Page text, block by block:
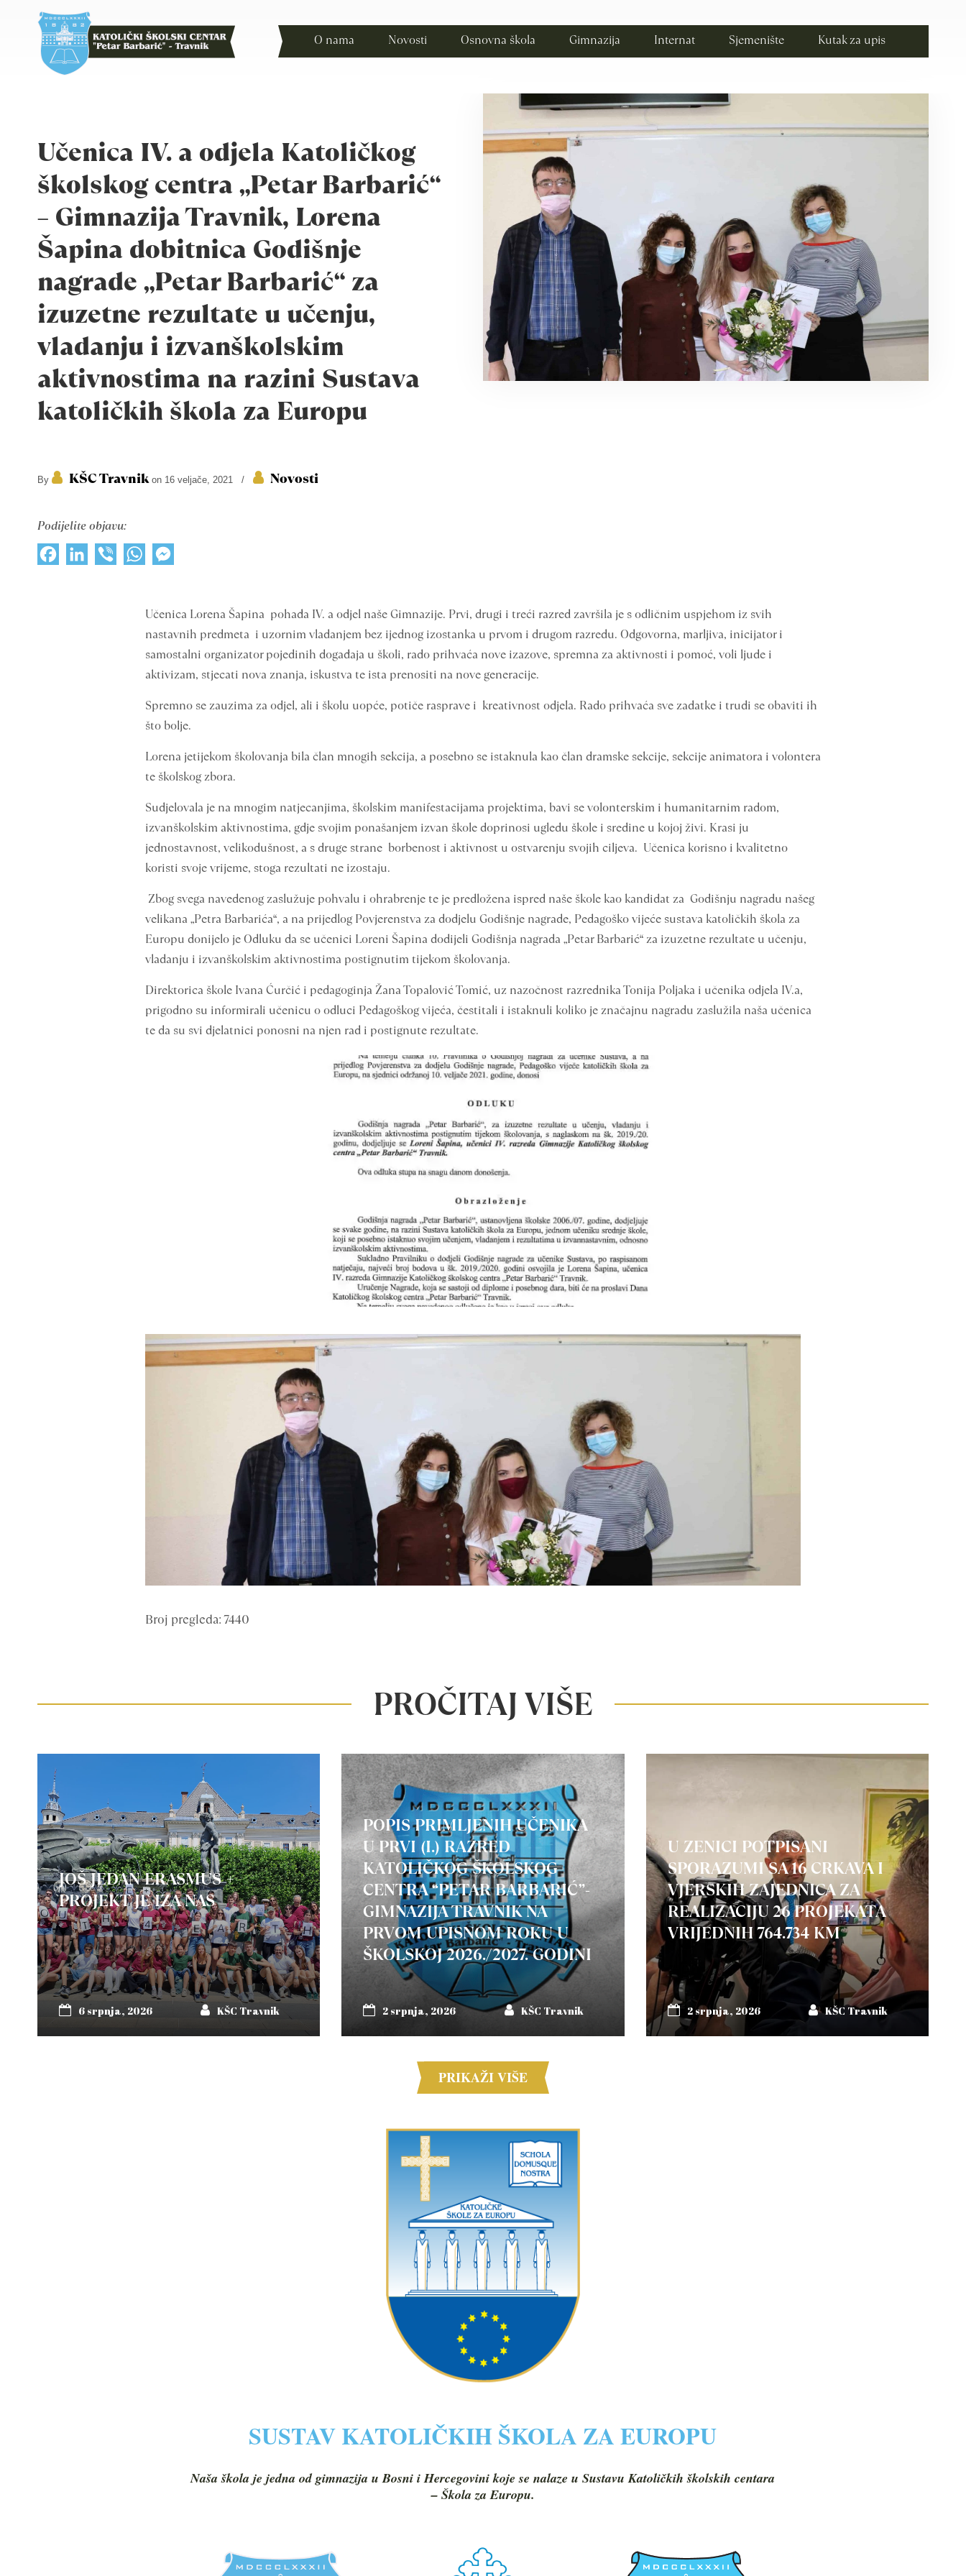
O nama Novosti Osnovna škola Gimnazija Internat Sjemenište Kutak za upis
Učenica IV. a odjela Katoličkog
školskog centra „Petar Barbarić“
– Gimnazija Travnik, Lorena
Šapina dobitnica Godišnje
nagrade „Petar Barbarić“ za
izuzetne rezultate u učenju,
vladanju i izvanškolskim
aktivnostima na razini Sustava
katoličkih škola za Europu
By KŠC Travnikon 16 veljače, 2021 / Novosti
Podijelite objavu:
FacebookLinkedInViber WhatsApp
Učenica Lorena Šapina pohađa IV. a odjel naše Gimnazije. Prvi, drugi i treći razred završila je s odličnim uspjehom iz svih
nastavnih predmeta i uzornim vladanjem bez ijednog izostanka u prvom i drugom razredu. Odgovorna, marljiva, inicijator i
samostalni organizator pojedinih događaja u školi, rado prihvaća nove izazove, spremna za aktivnosti i pomoć, voli ljude i
aktivizam, stjecati nova znanja, iskustva te ista prenositi na nove generacije.
Spremno se zauzima za odjel, ali i školu uopće, potiče rasprave i kreativnost odjela. Rado prihvaća sve zadatke i trudi se obaviti ih
što bolje.
Lorena jetijekom školovanja bila član mnogih sekcija, a posebno se istaknula kao član dramske sekcije, sekcije animatora i volontera
te školskog zbora.
Sudjelovala je na mnogim natjecanjima, školskim manifestacijama projektima, bavi se volonterskim i humanitarnim radom,
izvanškolskim aktivnostima, gdje svojim ponašanjem izvan škole doprinosi ugledu škole i sredine u kojoj živi. Krasi ju
jednostavnost, velikodušnost, a s druge strane borbenost i aktivnost u ostvarenju svojih ciljeva. Učenica korisno i kvalitetno
koristi svoje vrijeme, stoga rezultati ne izostaju.
Zbog svega navedenog zaslužuje pohvalu i ohrabrenje te je predložena ispred naše škole kao kandidat za Godišnju nagradu našeg
velikana „Petra Barbarića“, a na prijedlog Povjerenstva za dodjelu Godišnje nagrade, Pedagoško vijeće sustava katoličkih škola za
Europu donijelo je Odluku da se učenici Loreni Šapina dodijeli Godišnja nagrada „Petar Barbarić“ za izuzetne rezultate u učenju,
vladanju i izvanškolskim aktivnostima postignutim tijekom školovanja.
Direktorica škole Ivana Ćurčić i pedagoginja Žana Topalović Tomić, uz nazočnost razrednika Tonija Poljaka i učenika odjela IV.a,
prigodno su informirali učenicu o odluci Pedagoškog vijeća, čestitali i istaknuli koliko je značajnu nagradu zaslužila naša učenica
te da su svi djelatnici ponosni na njen rad i postignute rezultate.
Broj pregleda: 7440
PROČITAJ VIŠE
JOŠ JEDAN ERASMUS +
PROJEKT JE IZA NAS
6 srpnja, 2026 KŠC Travnik
POPIS PRIMLJENIH UČENIKA
U PRVI (I.) RAZRED
KATOLIČKOG ŠKOLSKOG
CENTRA “PETAR BARBARIĆ”-
GIMNAZIJA TRAVNIK NA
PRVOM UPISNOM ROKU U
ŠKOLSKOJ 2026./2027. GODINI
2 srpnja, 2026 KŠC Travnik
U ZENICI POTPISANI
SPORAZUMI SA 16 CRKAVA I
VJERSKIH ZAJEDNICA ZA
REALIZACIJU 26 PROJEKATA
VRIJEDNIH 764.734 KM
2 srpnja, 2026 KŠC Travnik
PRIKAŽI VIŠE
SUSTAV KATOLIČKIH ŠKOLA ZA EUROPU
Naša škola je jedna od gimnazija u Bosni i Hercegovini koje se nalaze u Sustavu Katoličkih školskih centara
– Škola za Europu.